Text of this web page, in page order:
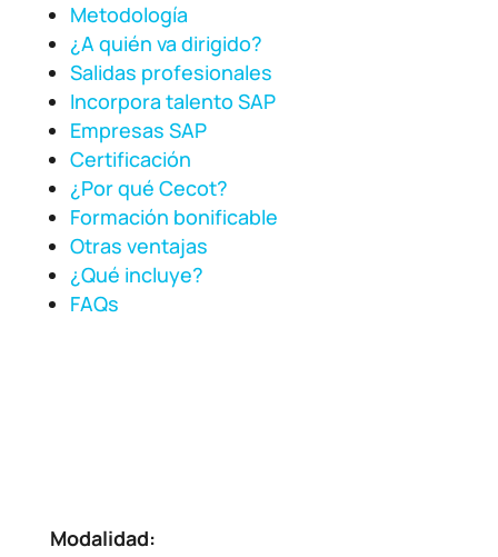
Metodología
¿A quién va dirigido?
Salidas profesionales
Incorpora talento SAP
Empresas SAP
Certificación
¿Por qué Cecot?
Formación bonificable
Otras ventajas
¿Qué incluye?
FAQs
Modalidad: